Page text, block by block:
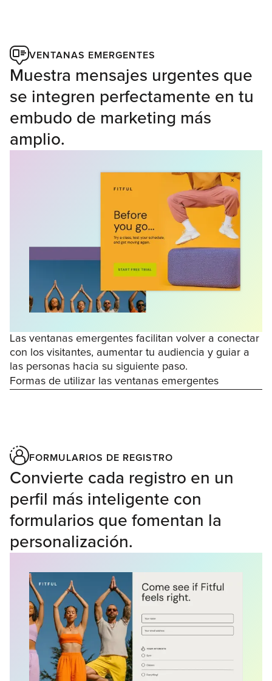
VENTANAS EMERGENTES
Muestra mensajes urgentes que
se integren perfectamente en tu
embudo de marketing más
amplio.
Las ventanas emergentes facilitan volver a conectar
con los visitantes, aumentar tu audiencia y guiar a
las personas hacia su siguiente paso.
Formas de utilizar las ventanas emergentes
FORMULARIOS DE REGISTRO
Convierte cada registro en un
perfil más inteligente con
formularios que fomentan la
personalización.